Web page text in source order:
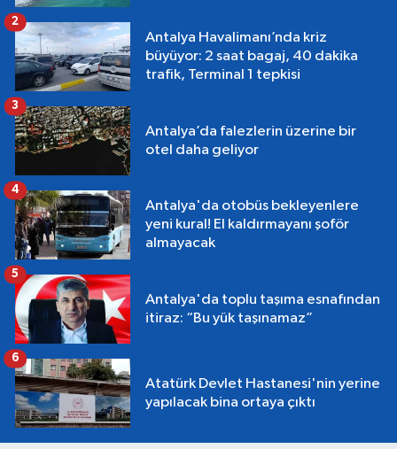
Antalya Havalimanı’nda kriz
büyüyor: 2 saat bagaj, 40 dakika
trafik, Terminal 1 tepkisi
2
Antalya’da falezlerin üzerine bir
otel daha geliyor
3
Antalya'da otobüs bekleyenlere
yeni kural! El kaldırmayanı şoför
almayacak
4
Antalya'da toplu taşıma esnafından
itiraz: “Bu yük taşınamaz”
5
Atatürk Devlet Hastanesi'nin yerine
yapılacak bina ortaya çıktı
6